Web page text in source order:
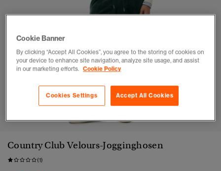
1 2 3 4 5 6 7
Country Club Velours-Jogginghosen
(1)
Cookie Banner
By clicking “Accept All Cookies”, you agree to the storing of cookies on
your device to enhance site navigation, analyze site usage, and assist
in our marketing efforts. Cookie Policy
Accept All Cookies
Cookies Settings